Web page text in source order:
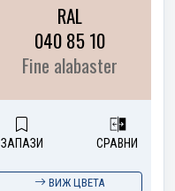
RAL
040 85 10
Fine alabaster
ЗАПАЗИ СРАВНИ
ВИЖ ЦВЕТА